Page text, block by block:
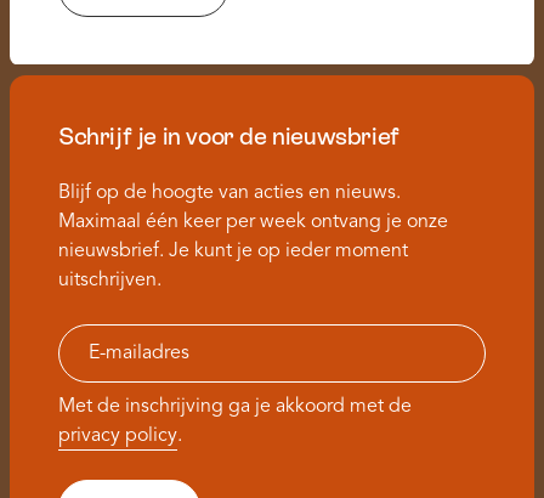
Schrijf je in voor de nieuwsbrief
Blijf op de hoogte van acties en nieuws.
Maximaal één keer per week ontvang je onze
nieuwsbrief. Je kunt je op ieder moment
uitschrijven.
Met de inschrijving ga je akkoord met de
privacy policy.